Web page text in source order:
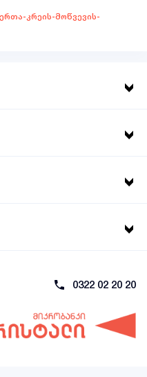
კრეის-მოწვევის-
0322 02 20 20